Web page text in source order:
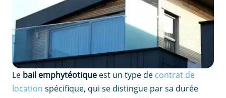
Le bail emphytéotique est un type de contrat de
location spécifique, qui se distingue par sa durée